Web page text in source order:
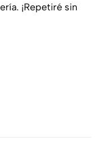
¡Repetiré sin